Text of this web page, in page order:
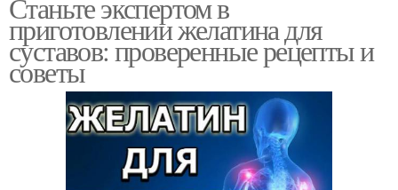
приготовлении желатина для
суставов: проверенные рецепты и
советы